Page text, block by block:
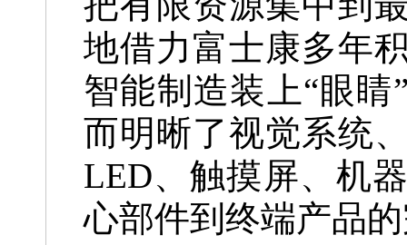
地借力富士康多年
智能制造装上“眼
而明晰了视觉系统
LED、触摸屏、机
心部件到终端产品